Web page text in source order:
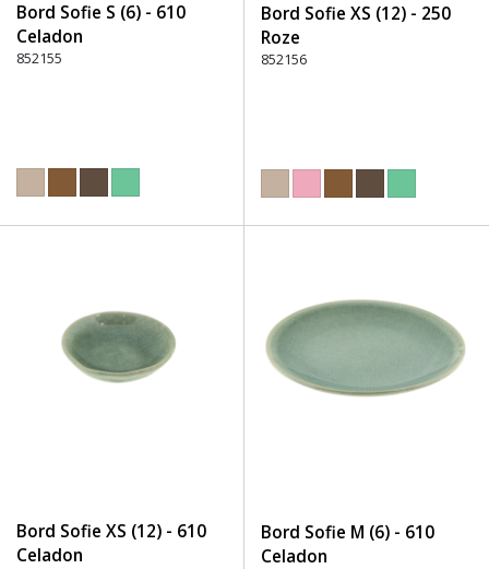
Bord Sofie S (6) - 610
Celadon
852155
Bord Sofie XS (12) - 250
Roze
852156
Bord Sofie XS (12) - 610
Celadon
Bord Sofie M (6) - 610
Celadon